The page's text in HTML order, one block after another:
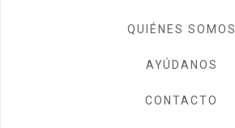
QUIÉNES SOMOS
AYÚDANOS
CONTACTO